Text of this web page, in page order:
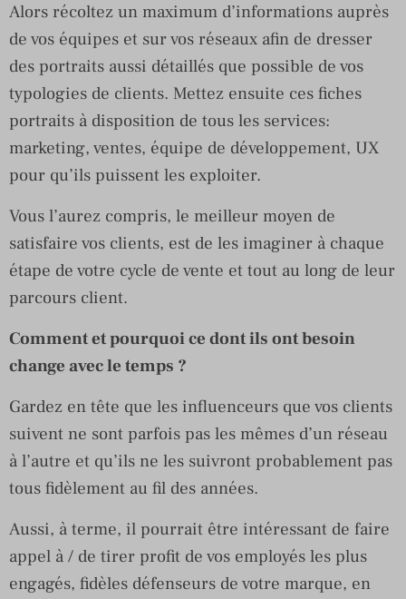
Alors récoltez un maximum d’informations auprès
de vos équipes et sur vos réseaux afin de dresser
des portraits aussi détaillés que possible de vos
typologies de clients. Mettez ensuite ces fiches
portraits à disposition de tous les services:
marketing, ventes, équipe de développement, UX
pour qu’ils puissent les exploiter.
Vous l’aurez compris, le meilleur moyen de
satisfaire vos clients, est de les imaginer à chaque
étape de votre cycle de vente et tout au long de leur
parcours client.
Comment et pourquoi ce dont ils ont besoin
change avec le temps ?
Gardez en tête que les influenceurs que vos clients
suivent ne sont parfois pas les mêmes d’un réseau
à l’autre et qu’ils ne les suivront probablement pas
tous fidèlement au fil des années.
Aussi, à terme, il pourrait être intéressant de faire
appel à / de tirer profit de vos employés les plus
engagés, fidèles défenseurs de votre marque, en